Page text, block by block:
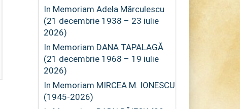
In Memoriam Adela Mărculescu
(21 decembrie 1938 – 23 iulie
2026)
In Memoriam DANA TAPALAGĂ
(21 decembrie 1968 – 19 iulie
2026)
In Memoriam MIRCEA M. IONESCU
(1945-2026)